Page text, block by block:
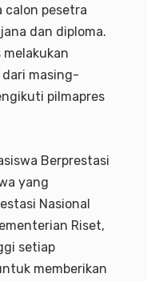
calon pesetra
dan diploma.
melakukan
masing-
pilmapres
Berprestasi
yang
Nasional
Riset,
setiap
memberikan